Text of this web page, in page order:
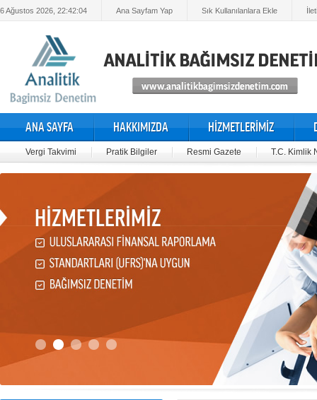
6 Ağustos 2026, 22:42:05 Ana Sayfam Yap Sık Kullanılanlara Ekle
ANA SAYFA HAKKIMIZDA HİZMETLERİMİZ
Vergi Takvimi Pratik Bilgiler Resmi Gazete T.C. Kimlik